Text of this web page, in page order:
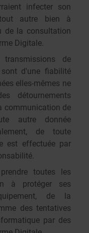
infecter son
autre bien à
de la consultation
Digitale.
transmissions de
d'une fiabilité
elles-mêmes ne
détournements
communication de
autre donnée
de toute
est effectuée par
toutes les
à protéger ses
de la
des tentatives
par des